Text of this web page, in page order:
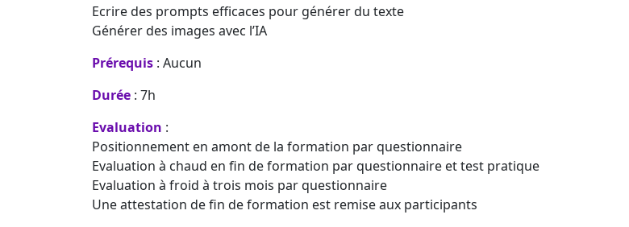
Ecrire des prompts efficaces pour générer du texte
Générer des images avec l’IA
Prérequis : Aucun
Durée : 7h
Evaluation :
Positionnement en amont de la formation par questionnaire
Evaluation à chaud en fin de formation par questionnaire et test pratique
Evaluation à froid à trois mois par questionnaire
Une attestation de fin de formation est remise aux participants